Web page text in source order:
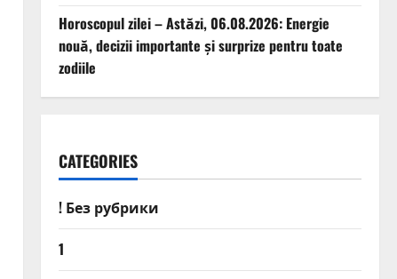
Horoscopul zilei – Astăzi, 06.08.2026: Energie
nouă, decizii importante și surprize pentru toate
zodiile
CATEGORIES
! Без рубрики
1